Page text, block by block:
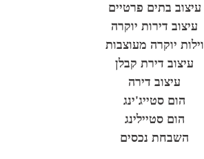
עיצוב בתים פרטיים
עיצוב דירות יוקרה
וילות יוקרה מעוצבות
עיצוב דירת קבלן
עיצוב דירה
הום סטייג'ינג
הום סטיילינג
השבחת נכסים